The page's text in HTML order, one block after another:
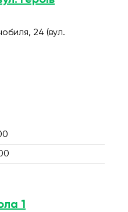
24 (вул.
1